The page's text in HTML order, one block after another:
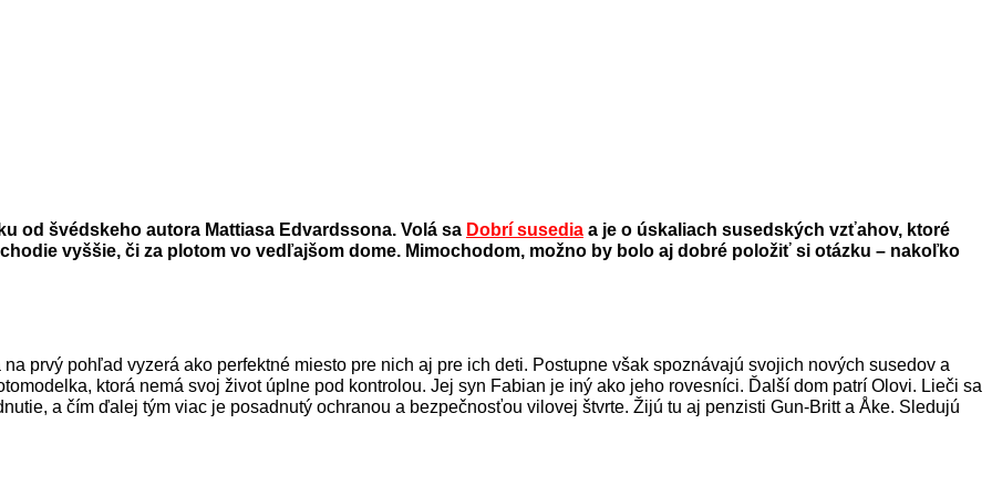
od švédskeho autora Mattiasa Edvardssona. Volá sa Dobrí susedia a je o úskaliach susedských vzťahov, ktoré
vyššie, či za plotom vo vedľajšom dome. Mimochodom, možno by bolo aj dobré položiť si otázku – nakoľko
prvý pohľad vyzerá ako perfektné miesto pre nich aj pre ich deti. Postupne však spoznávajú svojich nových susedov a
ktorá nemá svoj život úplne pod kontrolou. Jej syn Fabian je iný ako jeho rovesníci. Ďalší dom patrí Olovi. Lieči sa
a čím ďalej tým viac je posadnutý ochranou a bezpečnosťou vilovej štvrte. Žijú tu aj penzisti Gun-Britt a Åke. Sledujú